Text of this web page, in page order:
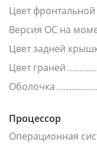
Цвет
Версия ОС на
Цвет задней
Цвет граней
Оболочка
Процессор
Операционная